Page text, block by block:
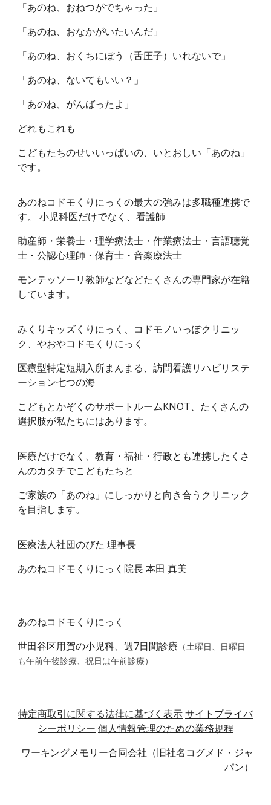
「あのね、おねつがでちゃった」
「あのね、おなかがいたいんだ」
「あのね、おくちにぼう（舌圧子）いれないで」
「あのね、ないてもいい？」
「あのね、がんばったよ」
どれもこれも
こどもたちのせいいっぱいの、いとおしい「あのね」
です。
あのねコドモくりにっくの最大の強みは多職種連携で
す。 小児科医だけでなく、看護師
助産師・栄養士・理学療法士・作業療法士・言語聴覚
士・公認心理師・保育士・音楽療法士
モンテッソーリ教師などなどたくさんの専門家が在籍
しています。
みくりキッズくりにっく、コドモノいっぽクリニッ
ク、やおやコドモくりにっく
医療型特定短期入所まんまる、訪問看護リハビリステ
ーション七つの海
こどもとかぞくのサポートルームKNOT、たくさんの
選択肢が私たちにはあります。
医療だけでなく、教育・福祉・行政とも連携したくさ
んのカタチでこどもたちと
ご家族の「あのね」にしっかりと向き合うクリニック
を目指します。
医療法人社団のびた 理事長
あのねコドモくりにっく院長 本田 真美
あのねコドモくりにっく
世田谷区用賀の小児科、週7日間診療 （土曜日、日曜日
も午前午後診療、祝日は午前診療）
特定商取引に関する法律に基づく表示サイトプライバ
シーポリシー 個人情報管理のための業務規程
ワーキングメモリー合同会社（旧社名コグメド・ジャ
パン）